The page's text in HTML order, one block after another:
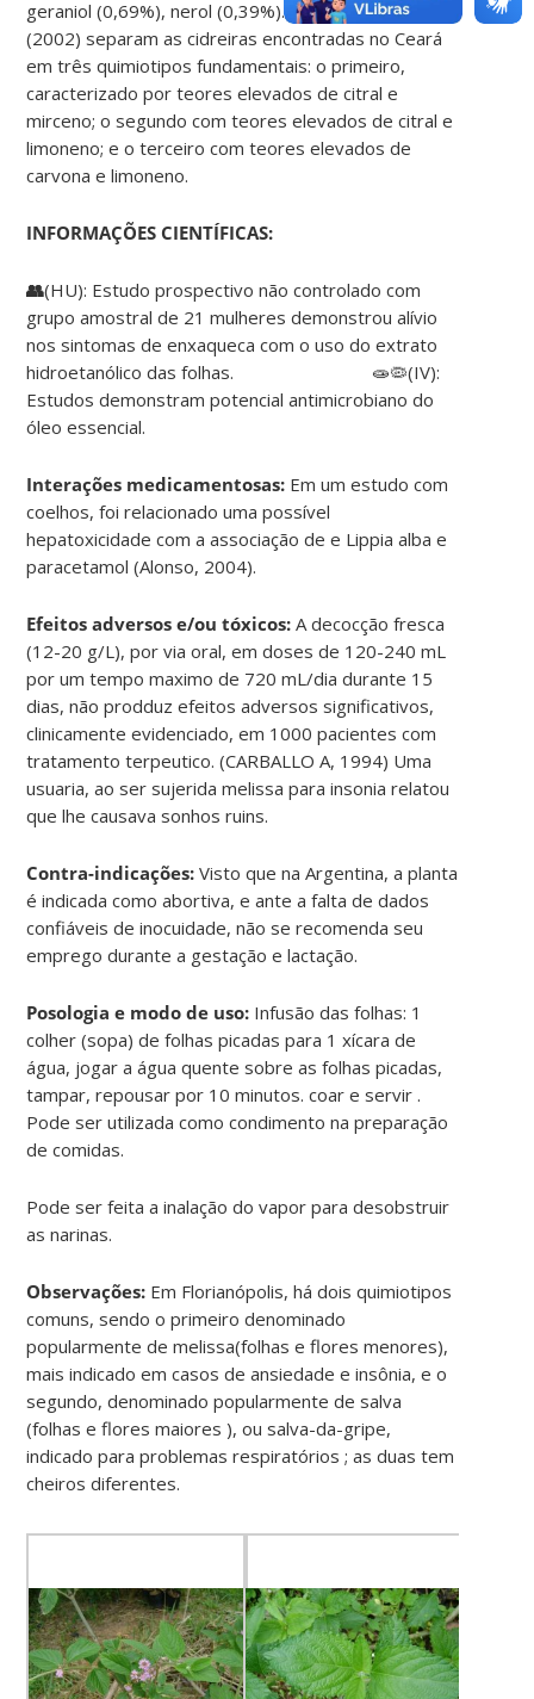
geraniol (0,69%), nerol (0,39%). Lorenzi e Matos
(2002) separam as cidreiras encontradas no Ceará
em três quimiotipos fundamentais: o primeiro,
caracterizado por teores elevados de citral e
mirceno; o segundo com teores elevados de citral e
limoneno; e o terceiro com teores elevados de
carvona e limoneno.
INFORMAÇÕES CIENTÍFICAS:
👥(HU): Estudo prospectivo não controlado com
grupo amostral de 21 mulheres demonstrou alívio
nos sintomas de enxaqueca com o uso do extrato
hidroetanólico das folhas. 🧫🦠(IV):
Estudos demonstram potencial antimicrobiano do
óleo essencial.
Interações medicamentosas: Em um estudo com
coelhos, foi relacionado uma possível
hepatoxicidade com a associação de e Lippia alba e
paracetamol (Alonso, 2004).
Efeitos adversos e/ou tóxicos: A decocção fresca
(12-20 g/L), por via oral, em doses de 120-240 mL
por um tempo maximo de 720 mL/dia durante 15
dias, não prodduz efeitos adversos significativos,
clinicamente evidenciado, em 1000 pacientes com
tratamento terpeutico. (CARBALLO A, 1994) Uma
usuaria, ao ser sujerida melissa para insonia relatou
que lhe causava sonhos ruins.
Contra-indicações:Visto que na Argentina, a planta
é indicada como abortiva, e ante a falta de dados
confiáveis de inocuidade, não se recomenda seu
emprego durante a gestação e lactação.
Posologia e modo de uso: Infusão das folhas: 1
colher (sopa) de folhas picadas para 1 xícara de
água, jogar a água quente sobre as folhas picadas,
tampar, repousar por 10 minutos. coar e servir .
Pode ser utilizada como condimento na preparação
de comidas.
Pode ser feita a inalação do vapor para desobstruir
as narinas.
Observações: Em Florianópolis, há dois quimiotipos
comuns, sendo o primeiro denominado
popularmente de melissa(folhas e flores menores),
mais indicado em casos de ansiedade e insônia, e o
segundo, denominado popularmente de salva
(folhas e flores maiores ), ou salva-da-gripe,
indicado para problemas respiratórios ; as duas tem
cheiros diferentes.